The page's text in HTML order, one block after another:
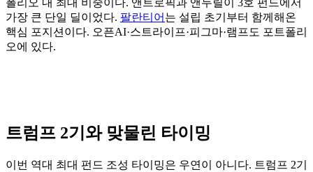
가장 큰 단일 딜이었다. 팔란티어 는 설립 초기부터 함께해온
핵심 포지션이다. 오픈AI·스트라이프·피그마·램프도 포트폴리
오에 있다.
트럼프 2기와 맞물린 타이밍
이번 역대 최대 펀드 조성 타이밍은 우연이 아니다. 트럼프 2기